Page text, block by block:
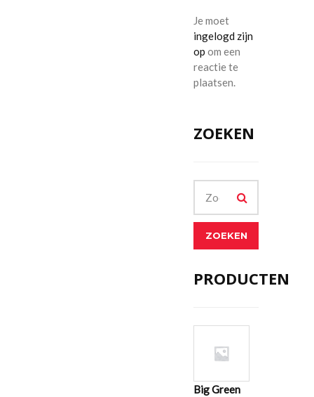
Je moet
ingelogd zijn
op om een
reactie te
plaatsen.
ZOEKEN
ZOEKEN
PRODUCTEN
Big Green